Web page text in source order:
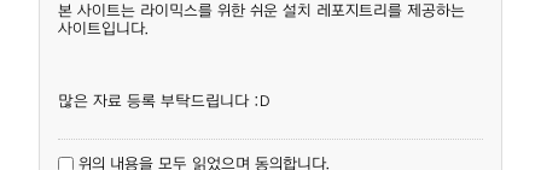
본 사이트는 라이믹스를 위한 쉬운 설치 레포지트리를 제공하는
사이트입니다.
많은 자료 등록 부탁드립니다 :D
위의 내용을 모두 읽었으며 동의합니다.